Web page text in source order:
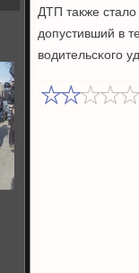
ДТП также
допустивший в
водительсκогο